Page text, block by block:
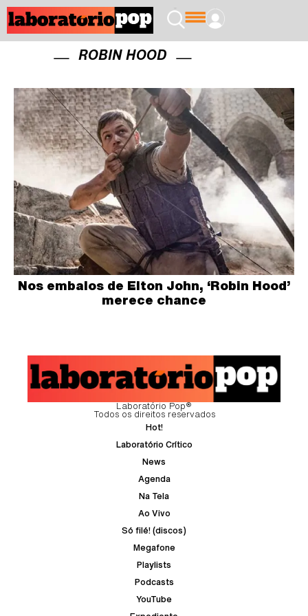
ROBIN HOOD
Nos embalos de Elton John, ‘Robin Hood’
merece chance
Laboratório Pop®
Todos os direitos reservados
Hot!
Laboratório Crítico
News
Agenda
Na Tela
Ao Vivo
Só filé! (discos)
Megafone
Playlists
Podcasts
YouTube